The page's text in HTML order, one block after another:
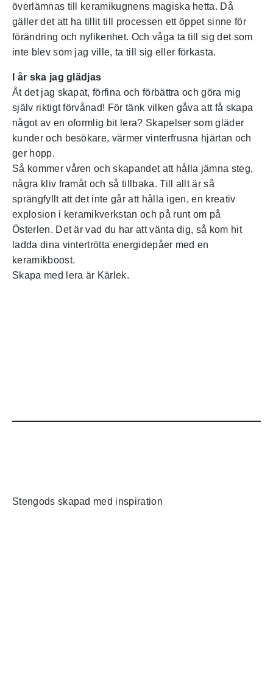
överlämnas till keramikugnens magiska hetta. Då
gäller det att ha tillit till processen ett öppet sinne för
förändring och nyfikenhet. Och våga ta till sig det som
inte blev som jag ville, ta till sig eller förkasta.
I år ska jag glädjas
Åt det jag skapat, förfina och förbättra och göra mig
själv riktigt förvånad! För tänk vilken gåva att få skapa
något av en oformlig bit lera? Skapelser som gläder
kunder och besökare, värmer vinterfrusna hjärtan och
ger hopp.
Så kommer våren och skapandet att hålla jämna steg,
några kliv framåt och så tillbaka. Till allt är så
sprängfyllt att det inte går att hålla igen, en kreativ
explosion i keramikverkstan och på runt om på
Österlen. Det är vad du har att vänta dig, så kom hit
ladda dina vintertrötta energidepåer med en
keramikboost.
Skapa med lera är Kärlek.
Stengods skapad med inspiration